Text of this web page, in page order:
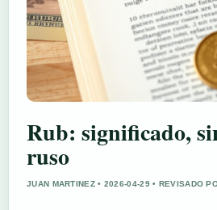
Rub: significado,
ruso
JUAN MARTINEZ • 2026-04-29 • REVISADO